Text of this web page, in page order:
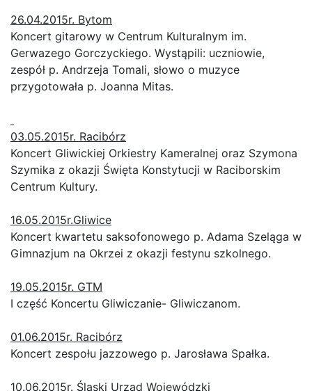
26.04.2015r. Bytom
Koncert gitarowy w Centrum Kulturalnym im.
Gerwazego Gorczyckiego. Wystąpili: uczniowie,
zespół p. Andrzeja Tomali, słowo o muzyce
przygotowała p. Joanna Mitas.
03.05.2015r. Racibórz
Koncert Gliwickiej Orkiestry Kameralnej oraz Szymona
Szymika z okazji Święta Konstytucji w Raciborskim
Centrum Kultury.
16.05.2015r.Gliwice
Koncert kwartetu saksofonowego p. Adama Szeląga w
Gimnazjum na Okrzei z okazji festynu szkolnego.
19.05.2015r. GTM
I część Koncertu Gliwiczanie- Gliwiczanom.
01.06.2015r. Racibórz
Koncert zespołu jazzowego p. Jarosława Spałka.
10.06.2015r. Śląski Urząd Wojewódzki